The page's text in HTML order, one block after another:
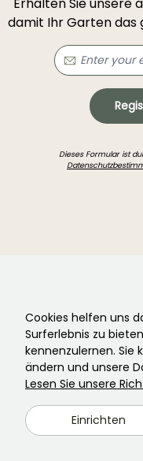
Cookies helfen uns
Surferlebnis zu
kennenzulernen. Sie
ändern und unsere
Lesen Sie unsere
Einrichten
damit Ihr Garten das
Dieses Formular ist
Haben Sie